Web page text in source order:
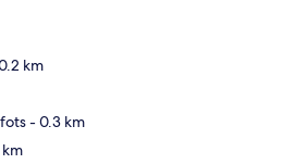
km
- 0.3 km